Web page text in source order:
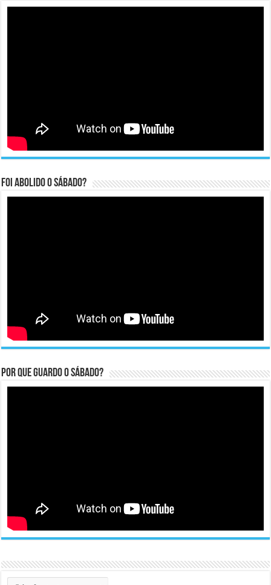
Foi abolido o sábado?
Por que guardo o Sábado?